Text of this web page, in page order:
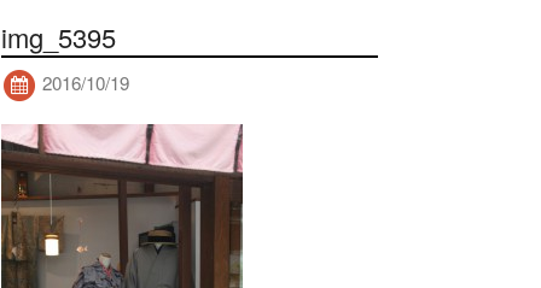
img_5395
2016/10/19